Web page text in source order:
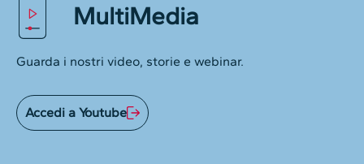
MultiMedia
Guarda i nostri video, storie e webinar.
Accedi a Youtube